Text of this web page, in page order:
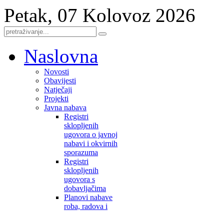
Petak, 07 Kolovoz 2026
Naslovna
Novosti
Obavijesti
Natječaji
Projekti
Javna nabava
Registri
sklopljenih
ugovora o javnoj
nabavi i okvirnih
sporazuma
Registri
sklopljenih
ugovora s
dobavljačima
Planovi nabave
roba, radova i